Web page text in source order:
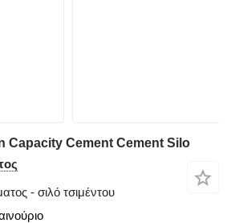
Capacity Cement Cement Silo
- σιλό τσιμέντου